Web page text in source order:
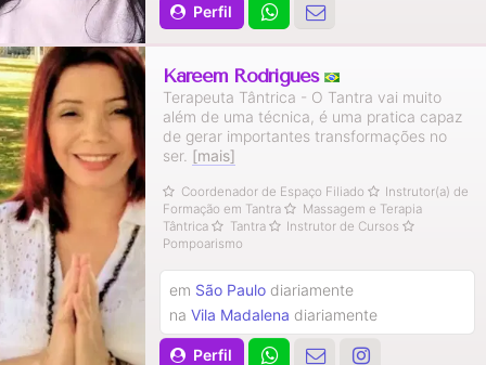
Perfil
Kareem Rodrigues
Terapeuta Tântrica - O Tantra vai muito
além de uma técnica, é uma pratica capaz
de gerar importantes transformações no
ser. [mais]
Coordenador de Espaço Filiado
Instrutor(a) de
Formação em Tantra
Massagem e Terapia
Tântrica
Tantra
Instrutor de Cursos
Pompoarismo
Perfil
em São Paulo diariamente
naVila Madalena diariamente